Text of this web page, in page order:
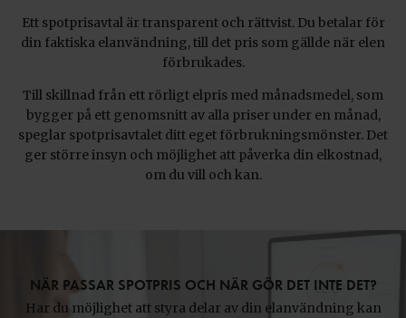
Ett spotprisavtal är transparent och rättvist. Du betalar för
din faktiska elanvändning, till det pris som gällde när elen
förbrukades.
Till skillnad från ett rörligt elpris med månadsmedel, som
bygger på ett genomsnitt av alla priser under en månad,
speglar spotprisavtalet ditt eget förbrukningsmönster. Det
ger större insyn och möjlighet att påverka din elkostnad,
om du vill och kan.
NÄR PASSAR SPOTPRIS OCH NÄR GÖR DET INTE DET?
Har du möjlighet att styra delar av din elanvändning kan